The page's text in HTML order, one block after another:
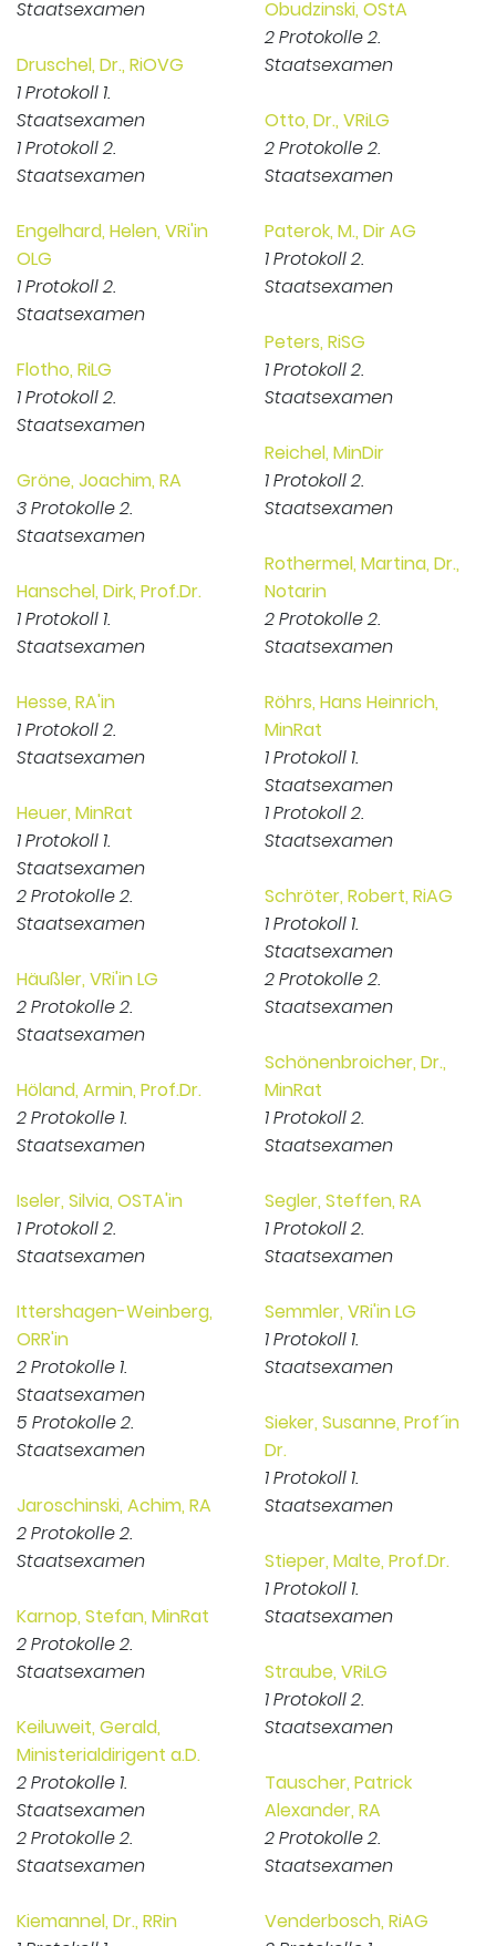
Staatsexamen
Druschel, Dr., RiOVG
1 Protokoll 1.
Staatsexamen
1 Protokoll 2.
Staatsexamen
Engelhard, Helen, VRi'in
OLG
1 Protokoll 2.
Staatsexamen
Flotho, RiLG
1 Protokoll 2.
Staatsexamen
Gröne, Joachim, RA
3 Protokolle 2.
Staatsexamen
Hanschel, Dirk, Prof.Dr.
1 Protokoll 1.
Staatsexamen
Hesse, RA'in
1 Protokoll 2.
Staatsexamen
Heuer, MinRat
1 Protokoll 1.
Staatsexamen
2 Protokolle 2.
Staatsexamen
Häußler, VRi'in LG
2 Protokolle 2.
Staatsexamen
Höland, Armin, Prof.Dr.
2 Protokolle 1.
Staatsexamen
Iseler, Silvia, OSTA'in
1 Protokoll 2.
Staatsexamen
Ittershagen-Weinberg,
ORR'in
2 Protokolle 1.
Staatsexamen
5 Protokolle 2.
Staatsexamen
Jaroschinski, Achim, RA
2 Protokolle 2.
Staatsexamen
Karnop, Stefan, MinRat
2 Protokolle 2.
Staatsexamen
Keiluweit, Gerald,
Ministerialdirigent a.D.
2 Protokolle 1.
Staatsexamen
2 Protokolle 2.
Staatsexamen
Kiemannel, Dr., RRin
Obudzinski, OStA
2 Protokolle 2.
Staatsexamen
Otto, Dr., VRiLG
2 Protokolle 2.
Staatsexamen
Paterok, M., Dir AG
1 Protokoll 2.
Staatsexamen
Peters, RiSG
1 Protokoll 2.
Staatsexamen
Reichel, MinDir
1 Protokoll 2.
Staatsexamen
Rothermel, Martina, Dr.,
Notarin
2 Protokolle 2.
Staatsexamen
Röhrs, Hans Heinrich,
MinRat
1 Protokoll 1.
Staatsexamen
1 Protokoll 2.
Staatsexamen
Schröter, Robert, RiAG
1 Protokoll 1.
Staatsexamen
2 Protokolle 2.
Staatsexamen
Schönenbroicher, Dr.,
MinRat
1 Protokoll 2.
Staatsexamen
Segler, Steffen, RA
1 Protokoll 2.
Staatsexamen
Semmler, VRi'in LG
1 Protokoll 1.
Staatsexamen
Sieker, Susanne, Prof´in
Dr.
1 Protokoll 1.
Staatsexamen
Stieper, Malte, Prof.Dr.
1 Protokoll 1.
Staatsexamen
Straube, VRiLG
1 Protokoll 2.
Staatsexamen
Tauscher, Patrick
Alexander, RA
2 Protokolle 2.
Staatsexamen
Venderbosch, RiAG